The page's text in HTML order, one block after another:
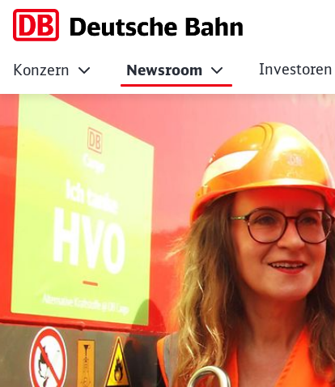
Grüne
Konzern Newsroom Investoren